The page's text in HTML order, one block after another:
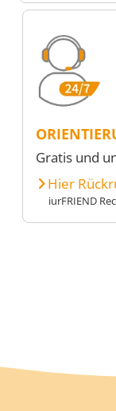
Gratis und
Hier
iurFRIEND